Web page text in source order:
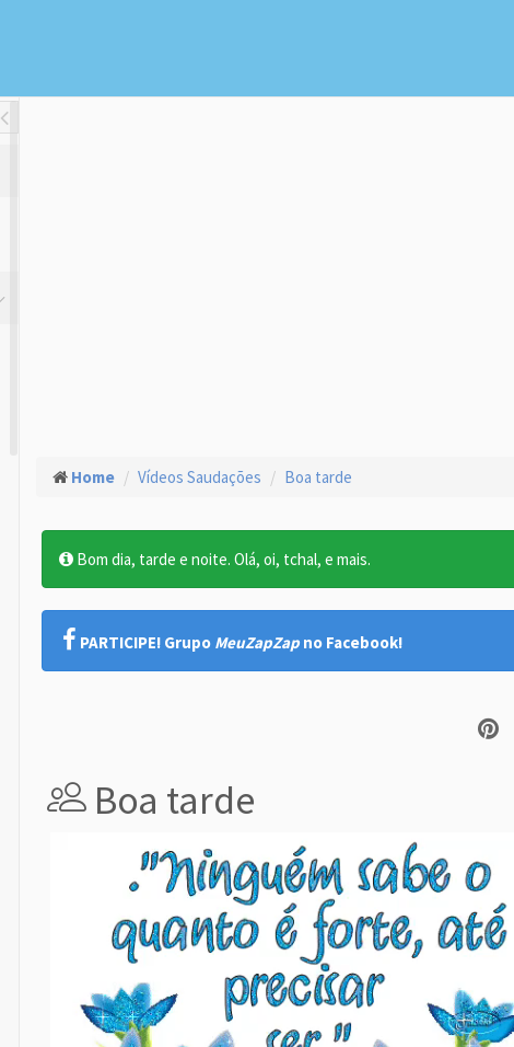
Toggle Fullwidth
Home Vídeos Saudações Boa tarde
Bom dia, tarde e noite. Olá, oi, tchal, e mais.
PARTICIPE! Grupo MeuZapZap no Facebook!
Boa tarde